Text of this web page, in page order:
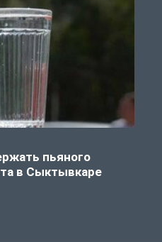
пьяного
в Сыктывкаре